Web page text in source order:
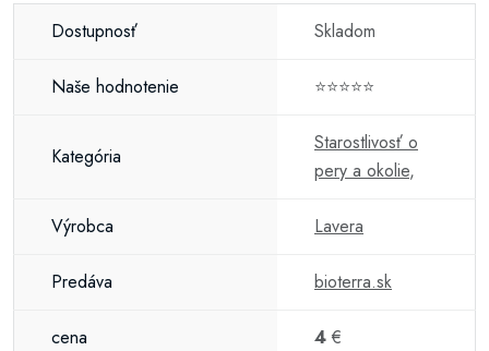
Dostupnosť Skladom
Naše hodnotenie ⭐⭐⭐⭐⭐
Kategória
Starostlivosť o
pery a okolie,
Výrobca Lavera
Predáva bioterra.sk
cena 4 €